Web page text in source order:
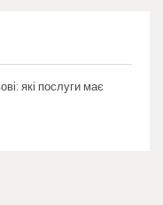
які послуги має